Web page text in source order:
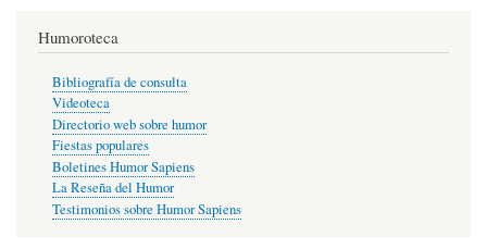
Humoroteca
Bibliografía de consulta
Videoteca
Directorio web sobre humor
Fiestas populares
Boletines Humor Sapiens
La Reseña del Humor
Testimonios sobre Humor Sapiens